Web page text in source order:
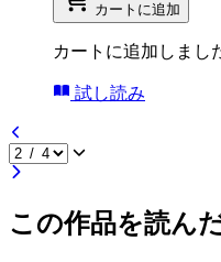
カートに追加
カートに追加しまし
試し読み
この作品を読ん